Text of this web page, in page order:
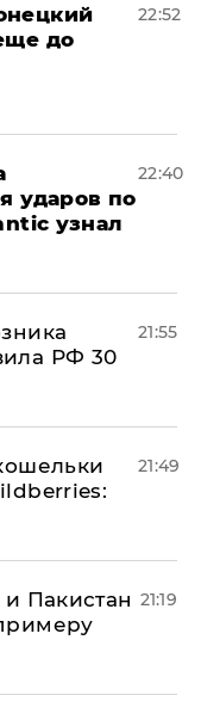
до
22:52
ударов по
узнал
22:40
РФ 30
21:55
21:49
Пакистан 21:19